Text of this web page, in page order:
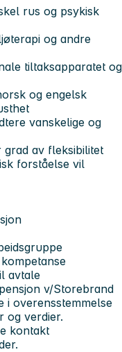
rus og psykisk
og andre
tiltaksapparatet og
og engelsk
vanskelige og
grad av fleksibilitet
forståelse vil
avtale
v/Storebrand
i overensstemmelse
og verdier.
kontakt